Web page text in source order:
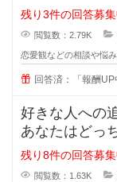
残り3件の回答募集
閲覧数：2.79K
恋愛観などの相談や悩
回答済：「報酬
好きな人への
あなたはどっち派ですか
いない段階で
残り8件の回答募集
閲覧数：1.63K